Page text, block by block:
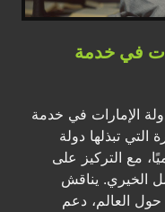
في خدمة
الإمارات في خدمة
التي تبذلها دولة
مع التركيز على
الخيري. يناقش
حول العالم، دعم